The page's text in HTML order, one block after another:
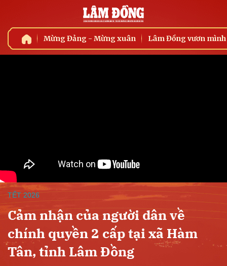
Mừng Đảng - Mừng xuân Lâm Đồng vươn mình
TẾT 2026
Cảm nhận của người dân về
chính quyền 2 cấp tại xã Hàm
Tân, tỉnh Lâm Đồng